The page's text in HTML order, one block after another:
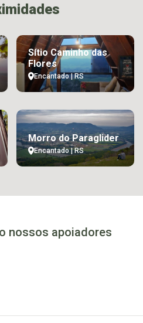
Sítio Caminho das
Flores
Encantado | RS
Morro do Paraglider
Encantado | RS
nossos apoiadores